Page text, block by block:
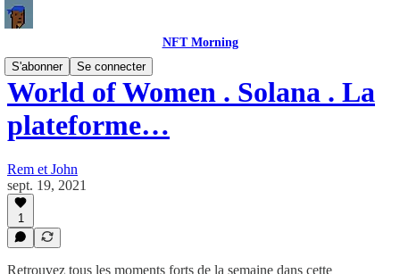
NFT Morning
S'abonner
Se connecter
World of Women . Solana . La
plateforme…
Rem et John
sept. 19, 2021
1
Retrouvez tous les moments forts de la semaine dans cette